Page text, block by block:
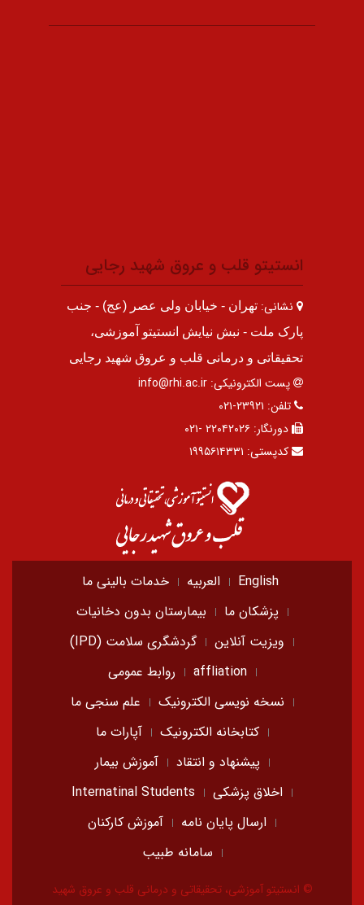
انستیتو قلب و عروق شهید رجایی
نشانی: تهران - خیابان ولی عصر (عج) - جنب
پارک ملت - نبش نیایش انستیتو آموزشی،
تحقیقاتی و درمانی قلب و عروق شهید رجایی
پست الکترونیکی: info@rhi.ac.ir
تلفن: ۲۳۹۲۱-۰۲۱
دورنگار: ۲۲۰۴۲۰۲۶ -۰۲۱
کدپستی: ۱۹۹۵۶۱۴۳۳۱
English العربیه
خدمات بالینی ما
پزشکان ما
بیمارستان بدون دخانیات
ویزیت آنلاین
گردشگری سلامت (IPD)
affliation
روابط عمومی
نسخه نویسی الکترونیک
علم سنجی ما
کتابخانه الکترونیک
آپارات ما
پیشنهاد و انتقاد
آموزش بیمار
اخلاق پزشکی
Internatinal Students
ارسال پایان نامه
آموزش کارکنان
سامانه طبیب
© انستیتو آموزشی، تحقیقاتی و درمانی قلب و عروق شهید